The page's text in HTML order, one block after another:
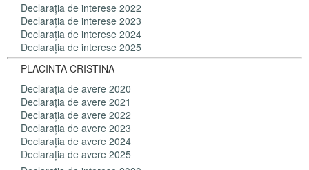
Declaraţia de interese 2022
Declaraţia de interese 2023
Declaraţia de interese 2024
Declaraţia de interese 2025
PLACINTA CRISTINA
Declaraţia de avere 2020
Declaraţia de avere 2021
Declaraţia de avere 2022
Declaraţia de avere 2023
Declaraţia de avere 2024
Declaraţia de avere 2025